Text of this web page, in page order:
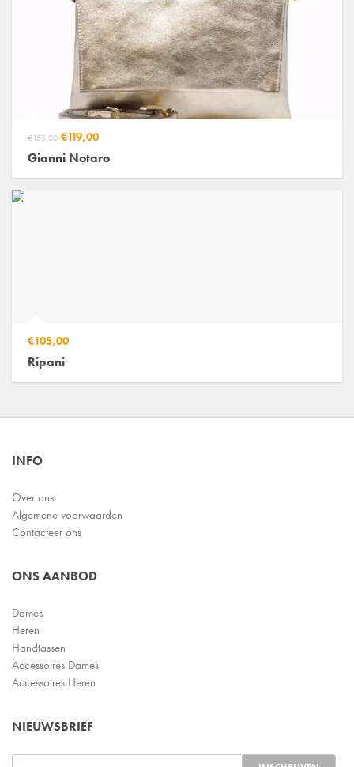
€155,00 €119,00
Gianni Notaro
€105,00
Ripani
INFO
Over ons
Algemene voorwaarden
Contacteer ons
ONS AANBOD
Dames
Heren
Handtassen
Accessoires Dames
Accessoires Heren
NIEUWSBRIEF